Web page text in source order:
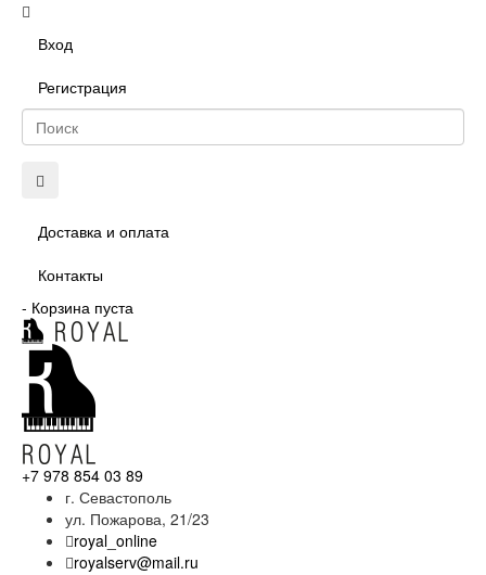
Вход
Регистрация
Доставка и оплата
Контакты
- Корзина пуста
+7 978 854 03 89
г. Севастополь
ул. Пожарова, 21/23
royal_online
royalserv@mail.ru